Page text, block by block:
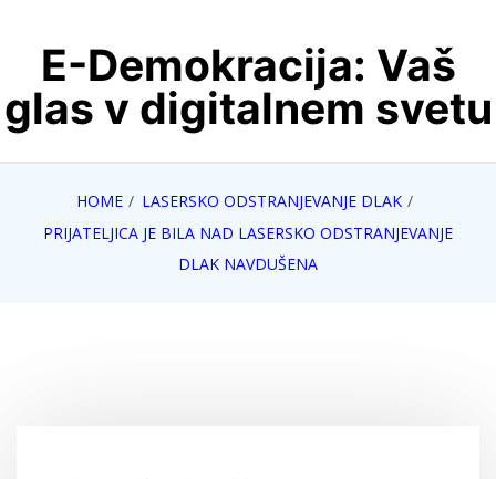
contentE-Demokracija: Vaš
glas v digitalnem svetu
HOME
LASERSKO ODSTRANJEVANJE DLAK
PRIJATELJICA JE BILA NAD LASERSKO ODSTRANJEVANJE
DLAK NAVDUŠENA